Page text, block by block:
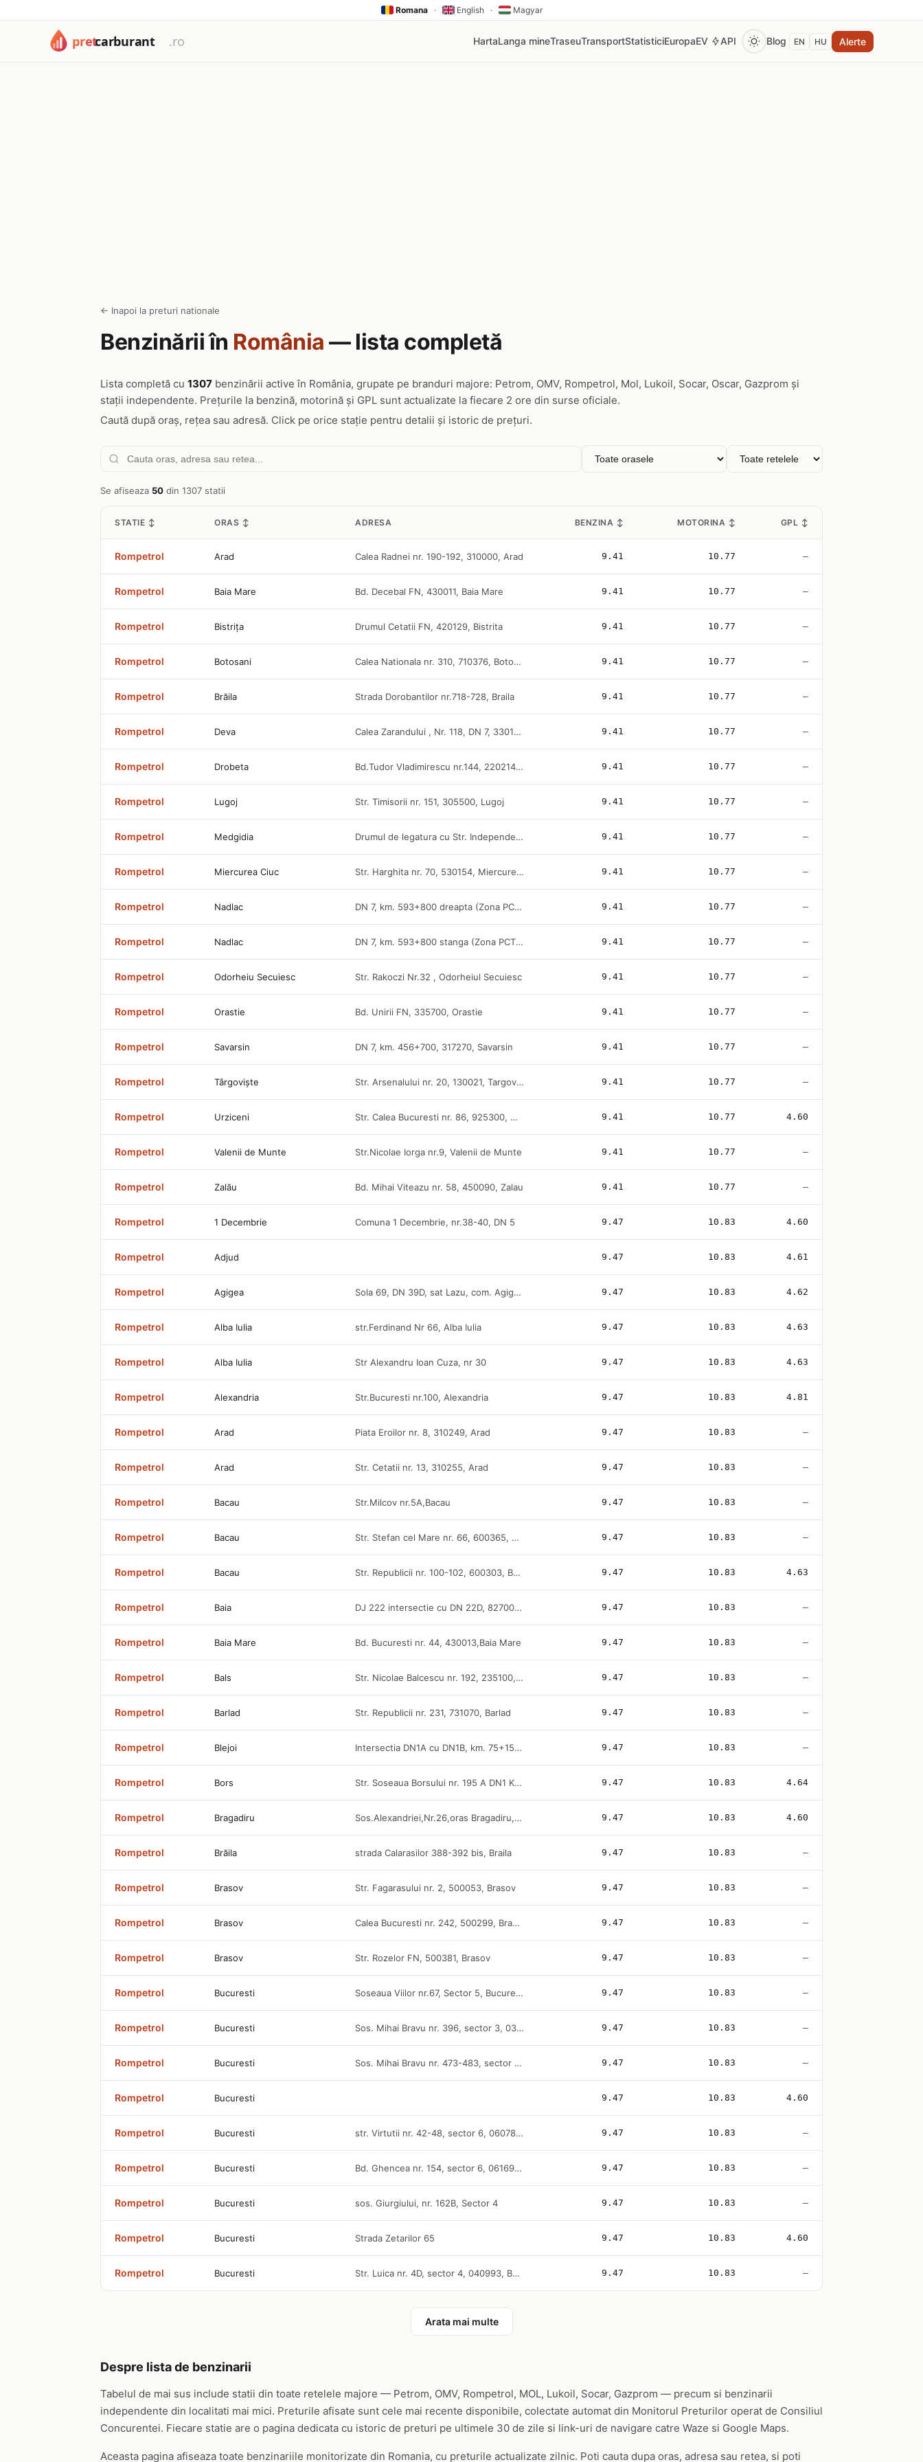
Romana · English · Magyar
HartaLanga mineTraseuTransportStatisticiEuropaEV API Blog EN HU Alerte
← Inapoi la preturi nationale
Benzinării în România — lista completă
Lista completă cu 1307 benzinării active în România, grupate pe branduri majore: Petrom, OMV, Rompetrol, Mol, Lukoil, Socar, Oscar, Gazprom și
stații independente. Prețurile la benzină, motorină și GPL sunt actualizate la fiecare 2 ore din surse oficiale.
Caută după oraș, rețea sau adresă. Click pe orice stație pentru detalii și istoric de prețuri.
Se afiseaza 50 din 1307 statii
STATIE ↕ ORAS ↕ ADRESA BENZINA ↕ MOTORINA ↕ GPL ↕
Rompetrol Arad Calea Radnei nr. 190-192, 310000, Arad 9.41 10.77 —
Rompetrol Baia Mare Bd. Decebal FN, 430011, Baia Mare 9.41 10.77 —
Rompetrol Bistriţa Drumul Cetatii FN, 420129, Bistrita 9.41 10.77 —
Rompetrol Botosani Calea Nationala nr. 310, 710376, Botosani 9.41 10.77 —
Rompetrol Brăila Strada Dorobantilor nr.718-728, Braila 9.41 10.77 —
Rompetrol Deva Calea Zarandului , Nr. 118, DN 7, 330182, Deva 9.41 10.77 —
Rompetrol Drobeta Bd.Tudor Vladimirescu nr.144, 220214, Drobeta Turnu Severin 9.41 10.77 —
Rompetrol Lugoj Str. Timisorii nr. 151, 305500, Lugoj 9.41 10.77 —
Rompetrol Medgidia Drumul de legatura cu Str. Independentei, zona N-V, 905600, Medgidia 9.41 10.77 —
Rompetrol Miercurea Ciuc Str. Harghita nr. 70, 530154, Miercurea Ciuc 9.41 10.77 —
Rompetrol Nadlac DN 7, km. 593+800 dreapta (Zona PCTF FN), Nadlac 9.41 10.77 —
Rompetrol Nadlac DN 7, km. 593+800 stanga (Zona PCTF FN), Nadlac 9.41 10.77 —
Rompetrol Odorheiu Secuiesc Str. Rakoczi Nr.32 , Odorheiul Secuiesc 9.41 10.77 —
Rompetrol Orastie Bd. Unirii FN, 335700, Orastie 9.41 10.77 —
Rompetrol Savarsin DN 7, km. 456+700, 317270, Savarsin 9.41 10.77 —
Rompetrol Târgoviște Str. Arsenalului nr. 20, 130021, Targoviste 9.41 10.77 —
Rompetrol Urziceni Str. Calea Bucuresti nr. 86, 925300, Urziceni 9.41 10.77 4.60
Rompetrol Valenii de Munte Str.Nicolae Iorga nr.9, Valenii de Munte 9.41 10.77 —
Rompetrol Zalău Bd. Mihai Viteazu nr. 58, 450090, Zalau 9.41 10.77 —
Rompetrol 1 Decembrie Comuna 1 Decembrie, nr.38-40, DN 5 9.47 10.83 4.60
Rompetrol Adjud 9.47 10.83 4.61
Rompetrol Agigea Sola 69, DN 39D, sat Lazu, com. Agigea, 907016, Constanta 9.47 10.83 4.62
Rompetrol Alba Iulia str.Ferdinand Nr 66, Alba Iulia 9.47 10.83 4.63
Rompetrol Alba Iulia Str Alexandru Ioan Cuza, nr 30 9.47 10.83 4.63
Rompetrol Alexandria Str.Bucuresti nr.100, Alexandria 9.47 10.83 4.81
Rompetrol Arad Piata Eroilor nr. 8, 310249, Arad 9.47 10.83 —
Rompetrol Arad Str. Cetatii nr. 13, 310255, Arad 9.47 10.83 —
Rompetrol Bacau Str.Milcov nr.5A,Bacau 9.47 10.83 —
Rompetrol Bacau Str. Stefan cel Mare nr. 66, 600365, Bacau 9.47 10.83 —
Rompetrol Bacau Str. Republicii nr. 100-102, 600303, Bacau 9.47 10.83 4.63
Rompetrol Baia DJ 222 intersectie cu DN 22D, 827005, Doua Cantoane 9.47 10.83 —
Rompetrol Baia Mare Bd. Bucuresti nr. 44, 430013,Baia Mare 9.47 10.83 —
Rompetrol Bals Str. Nicolae Balcescu nr. 192, 235100, Bals 9.47 10.83 —
Rompetrol Barlad Str. Republicii nr. 231, 731070, Barlad 9.47 10.83 —
Rompetrol Blejoi Intersectia DN1A cu DN1B, km. 75+150, 107070, Blejoi 9.47 10.83 —
Rompetrol Bors Str. Soseaua Borsului nr. 195 A DN1 KM 640+740 din E60, Bors 9.47 10.83 4.64
Rompetrol Bragadiru Sos.Alexandriei,Nr.26,oras Bragadiru,Jud.Ilfov 9.47 10.83 4.60
Rompetrol Brăila strada Calarasilor 388-392 bis, Braila 9.47 10.83 —
Rompetrol Brasov Str. Fagarasului nr. 2, 500053, Brasov 9.47 10.83 —
Rompetrol Brasov Calea Bucuresti nr. 242, 500299, Brasov 9.47 10.83 —
Rompetrol Brasov Str. Rozelor FN, 500381, Brasov 9.47 10.83 —
Rompetrol Bucuresti Soseaua Viilor nr.67, Sector 5, Bucuresti 9.47 10.83 —
Rompetrol Bucuresti Sos. Mihai Bravu nr. 396, sector 3, 030327, Bucuresti 9.47 10.83 —
Rompetrol Bucuresti Sos. Mihai Bravu nr. 473-483, sector 3, 030314, Bucuresti 9.47 10.83 —
Rompetrol Bucuresti 9.47 10.83 4.60
Rompetrol Bucuresti str. Virtutii nr. 42-48, sector 6, 060787, Bucuresti 9.47 10.83 —
Rompetrol Bucuresti Bd. Ghencea nr. 154, sector 6, 061699, Bucuresti 9.47 10.83 —
Rompetrol Bucuresti sos. Giurgiului, nr. 162B, Sector 4 9.47 10.83 —
Rompetrol Bucuresti Strada Zetarilor 65 9.47 10.83 4.60
Rompetrol Bucuresti Str. Luica nr. 4D, sector 4, 040993, Bucuresti 9.47 10.83 —
Arata mai multe
Despre lista de benzinarii
Tabelul de mai sus include statii din toate retelele majore — Petrom, OMV, Rompetrol, MOL, Lukoil, Socar, Gazprom — precum si benzinarii
independente din localitati mai mici. Preturile afisate sunt cele mai recente disponibile, colectate automat din Monitorul Preturilor operat de Consiliul
Concurentei. Fiecare statie are o pagina dedicata cu istoric de preturi pe ultimele 30 de zile si link-uri de navigare catre Waze si Google Maps.
Aceasta pagina afiseaza toate benzinariile monitorizate din Romania, cu preturile actualizate zilnic. Poti cauta dupa oras, adresa sau retea, si poti